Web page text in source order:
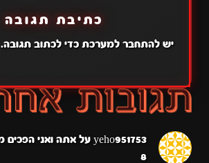
כתיבת תגובה
יש להתחבר למערכתכדי לכתוב תגובה.
yeho951753 על
8